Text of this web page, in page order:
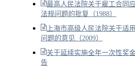
最高人民法院关于雇工合同
法规问题的批复（1988）
上海市高级人民法院关于适
问题的意见（2009）
关于延续实施全年一次性奖
告